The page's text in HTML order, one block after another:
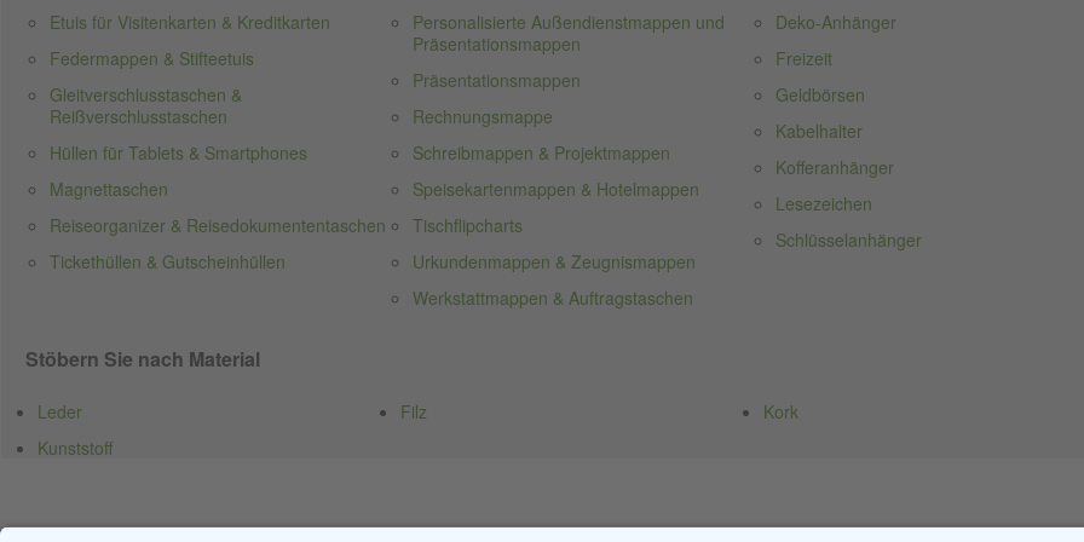
Etuis für Visitenkarten & Kreditkarten
Federmappen & Stifteetuis
Gleitverschlusstaschen &
Reißverschlusstaschen
Hüllen für Tablets & Smartphones
Magnettaschen
Reiseorganizer & Reisedokumententaschen
Tickethüllen & Gutscheinhüllen
Personalisierte Außendienstmappen und
Präsentationsmappen
Präsentationsmappen
Rechnungsmappe
Schreibmappen & Projektmappen
Speisekartenmappen & Hotelmappen
Tischflipcharts
Urkundenmappen & Zeugnismappen
Werkstattmappen & Auftragstaschen
Deko-Anhänger
Freizeit
Geldbörsen
Kabelhalter
Kofferanhänger
Lesezeichen
Schlüsselanhänger
Stöbern Sie nach Material
Leder Filz Kork
Kunststoff